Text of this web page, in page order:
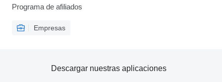
Programa de afiliados
Empresas
Descargar nuestras aplicaciones